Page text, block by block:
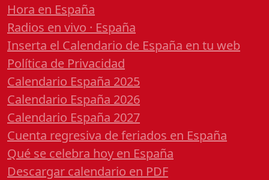
Hora en España
Radios en vivo · España
Inserta el Calendario de España en tu web
Política de Privacidad
Calendario España 2025
Calendario España 2026
Calendario España 2027
Cuenta regresiva de feriados en España
Qué se celebra hoy en España
Descargar calendario en PDF